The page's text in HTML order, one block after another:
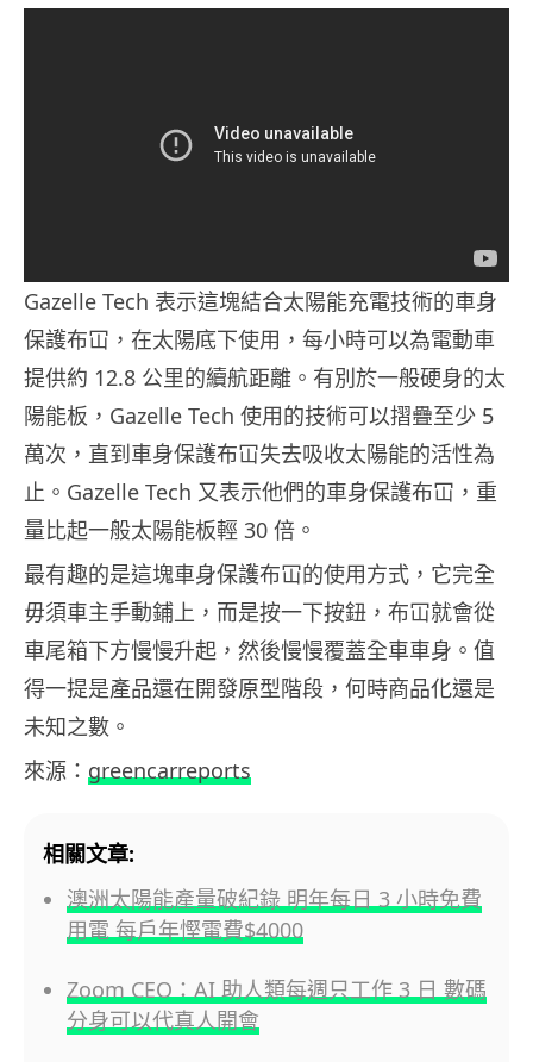
Gazelle Tech 表示這塊結合太陽能充電技術的車身
保護布冚，在太陽底下使用，每小時可以為電動車
提供約 12.8 公里的續航距離。有別於一般硬身的太
陽能板，Gazelle Tech 使用的技術可以摺疊至少 5
萬次，直到車身保護布冚失去吸收太陽能的活性為
止。Gazelle Tech 又表示他們的車身保護布冚，重
量比起一般太陽能板輕 30 倍。
最有趣的是這塊車身保護布冚的使用方式，它完全
毋須車主手動鋪上，而是按一下按鈕，布冚就會從
車尾箱下方慢慢升起，然後慢慢覆蓋全車車身。值
得一提是產品還在開發原型階段，何時商品化還是
未知之數。
來源： greencarreports
相關文章:
澳洲太陽能產量破紀錄 明年每日 3 小時免費
用電 每戶年慳電費$4000
Zoom CEO：AI 助人類每週只工作 3 日 數碼
分身可以代真人開會